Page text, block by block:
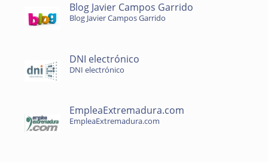
Blog Javier Campos Garrido
Blog Javier Campos Garrido
DNI electrónico
DNI electrónico
EmpleaExtremadura.com
EmpleaExtremadura.com